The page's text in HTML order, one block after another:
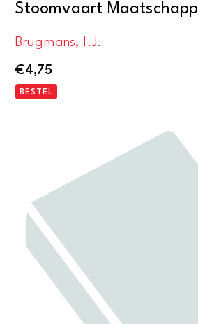
Stoomvaart
Brugmans, I.J.
€4,75
BESTEL